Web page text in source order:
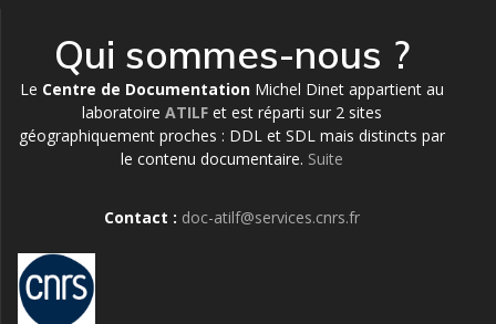
Qui sommes-nous ?
Le Centre de Documentation Michel Dinet appartient au
laboratoire ATILF et est réparti sur 2 sites
géographiquement proches : DDL et SDL mais distincts par
le contenu documentaire. Suite
Contact : doc-atilf@services.cnrs.fr